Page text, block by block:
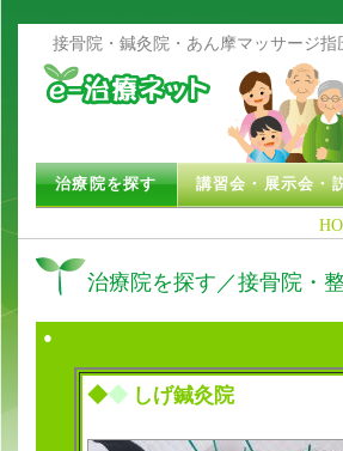
接骨院・鍼灸院・あん摩マッサージ
治療院を探す 講習会・展示会・
治療院を探す／接骨院・
●
◆◆しげ鍼灸院